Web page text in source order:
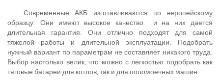
Современные АКБ изготавливаются по европейскому
образцу. Они имеют высокое качество и на них дается
длительная гарантия. Они отлично подходят для самой
тяжелой работы и длительной эксплуатации. Подобрать
нужный вариант по параметрам не составляет никакого труда.
Выбор настолько велик, что можно с легкостью подобрать как
тяговые батареи для котлов, так и для поломоечных машин.